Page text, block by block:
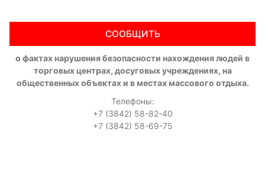
СООБЩИТЬ
о фактах нарушения безопасности нахождения людей в
торговых центрах, досуговых учреждениях, на
общественных объектах и в местах массового отдыха.
Телефоны:
+7 (3842) 58-82-40
+7 (3842) 58-69-75